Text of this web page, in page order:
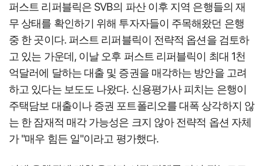
퍼스트 리퍼블릭은 SVB의 파산 이후 지역 은행들의 재
무 상태를 확인하기 위해 투자자들이 주목해왔던 은행
중 한 곳이다. 퍼스트 리퍼블릭이 전략적 옵션을 검토하
고 있는 가운데, 이날 오후 퍼스트 리퍼블릭이 최대 1천
억달러에 달하는 대출 및 증권을 매각하는 방안을 고려
하고 있다는 보도도 나왔다. 신용평가사 피치는 은행이
주택담보 대출이나 증권 포트폴리오를 대폭 상각하지 않
는 한 잠재적 매각 가능성은 크지 않아 전략적 옵션 자체
가 "매우 힘든 일"이라고 평가했다.